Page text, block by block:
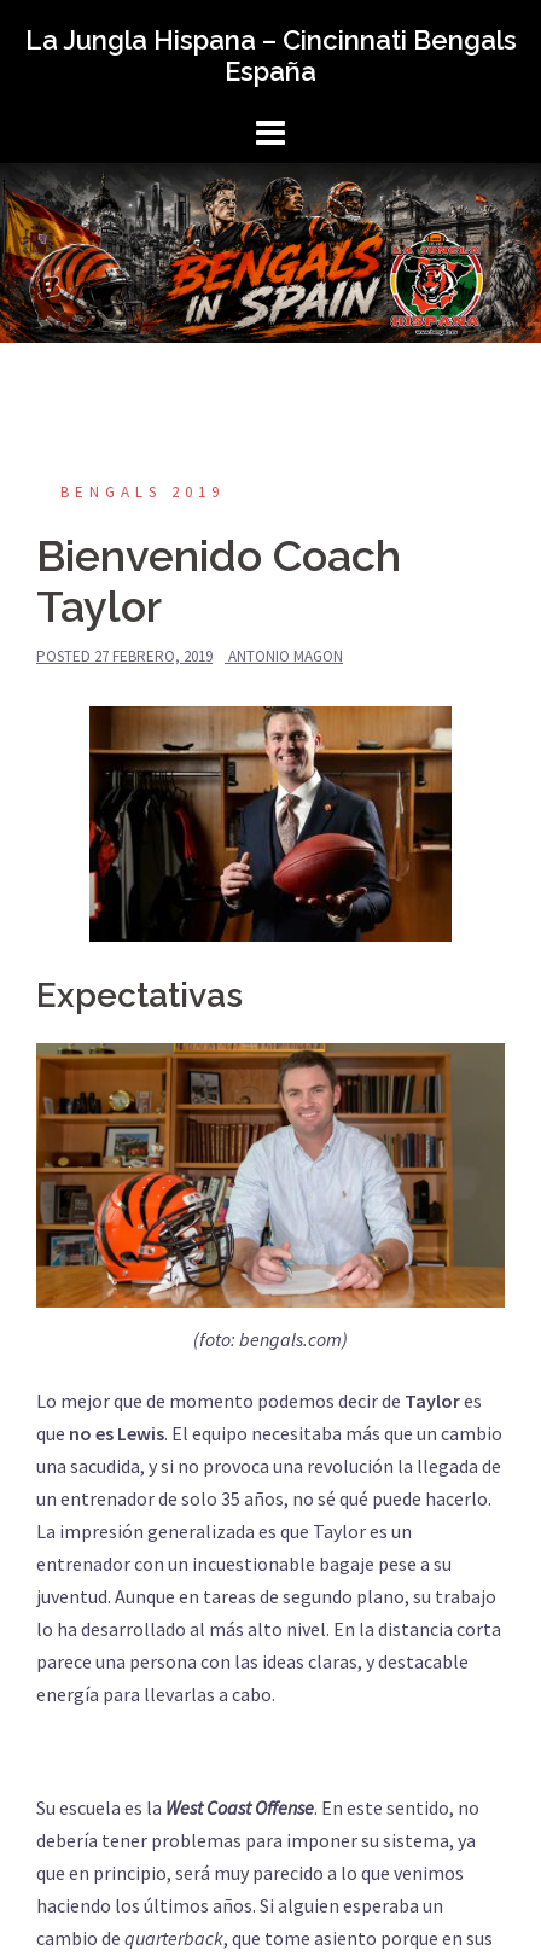
La Jungla Hispana – Cincinnati Bengals
España
BENGALS 2019
Bienvenido Coach
Taylor
POSTED 27 FEBRERO, 2019 ANTONIO MAGON
Expectativas
(foto: bengals.com)
Lo mejor que de momento podemos decir de Taylores
que no es Lewis. El equipo necesitaba más que un cambio
una sacudida, y si no provoca una revolución la llegada de
un entrenador de solo 35 años, no sé qué puede hacerlo.
La impresión generalizada es que Taylor es un
entrenador con un incuestionable bagaje pese a su
juventud. Aunque en tareas de segundo plano, su trabajo
lo ha desarrollado al más alto nivel. En la distancia corta
parece una persona con las ideas claras, y destacable
energía para llevarlas a cabo.
Su escuela es la West Coast Offense. En este sentido, no
debería tener problemas para imponer su sistema, ya
que en principio, será muy parecido a lo que venimos
haciendo los últimos años. Si alguien esperaba un
cambio de quarterback, que tome asiento porque en sus